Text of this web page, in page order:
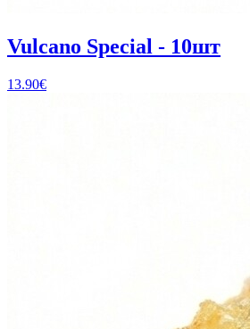
Vulcano Special - 10шт
13.90€